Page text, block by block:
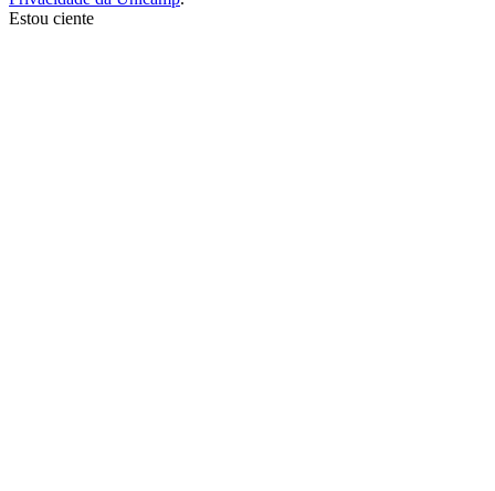
Estou ciente